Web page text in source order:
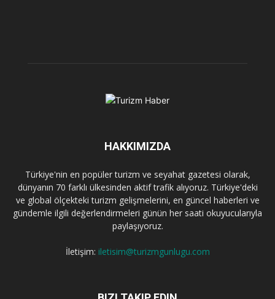
HAKKIMIZDA
Türkiye'nin en popüler turizm ve seyahat gazetesi olarak,
dünyanın 70 farklı ülkesinden aktif trafik alıyoruz. Türkiye'deki
ve global ölçekteki turizm gelişmelerini, en güncel haberleri ve
gündemle ilgili değerlendirmeleri günün her saati okuyucularıyla
paylaşıyoruz.
İletişim: iletisim@turizmgunlugu.com